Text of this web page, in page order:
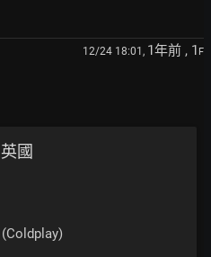
12/24 18:01, 1年前 , 1 F
英國
(Coldplay)